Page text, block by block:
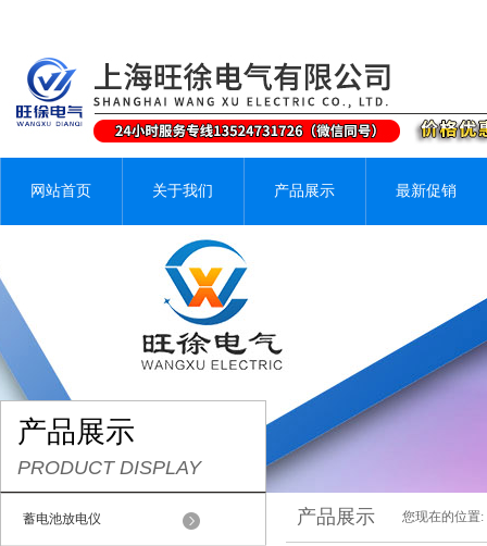
网站首页 关于我们 产品展示 最新促销
产品展示
PRODUCT DISPLAY
蓄电池放电仪 产品展示 您现在的位置: